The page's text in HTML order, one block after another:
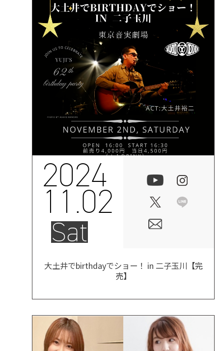
2024
11.02
Sat
大土井でbirthdayでショー！ in 二子玉川【完
売】